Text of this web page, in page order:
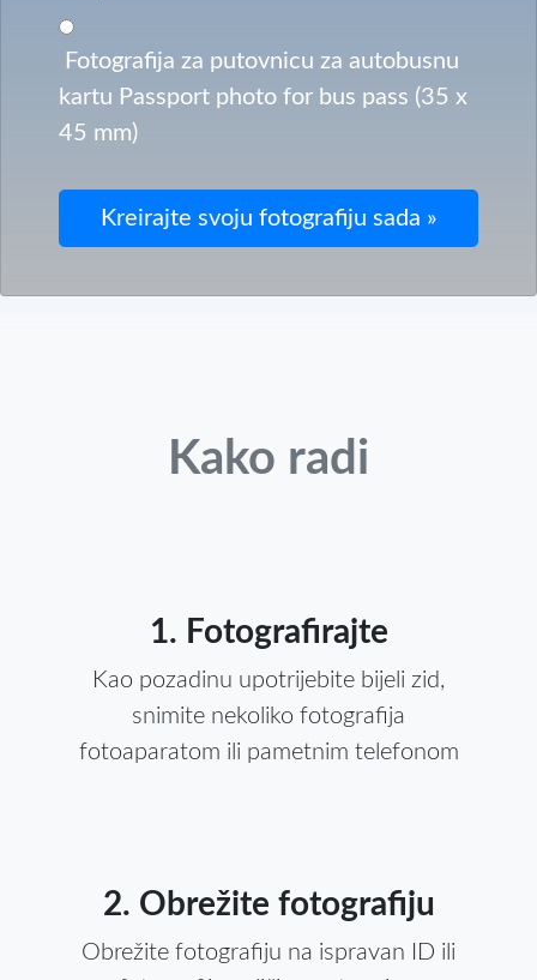
Fotografija za putovnicu za autobusnu
kartu Passport photo for bus pass (35 x
45 mm)
Kako radi
1. Fotografirajte
Kao pozadinu upotrijebite bijeli zid,
snimite nekoliko fotografija
fotoaparatom ili pametnim telefonom
2. Obrežite fotografiju
Obrežite fotografiju na ispravan ID ili